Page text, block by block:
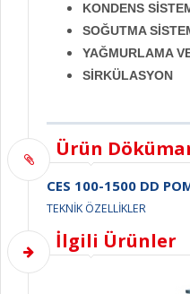
KONDENS
SOĞUTMA
YAĞMURLAMA
SİRKÜLASYON
Ürün
CES 100-1500 DD
TEKNİK ÖZELLİKLER
İlgili Ürünler